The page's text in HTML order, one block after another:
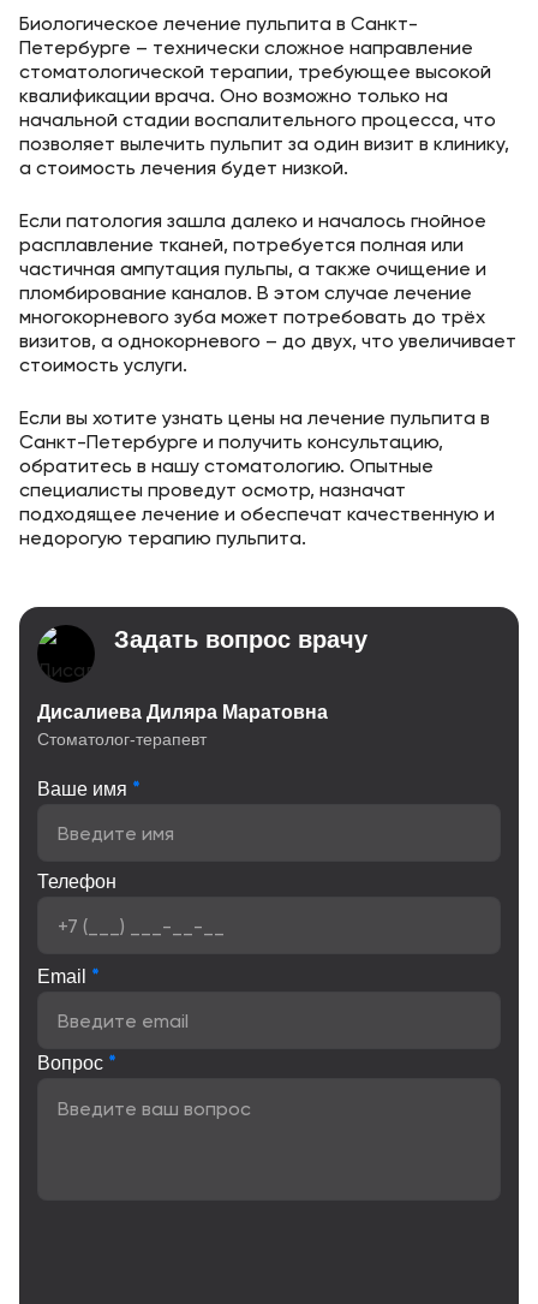
Биологическое лечение пульпита в Санкт-
Петербурге – технически сложное направление
стоматологической терапии, требующее высокой
квалификации врача. Оно возможно только на
начальной стадии воспалительного процесса, что
позволяет вылечить пульпит за один визит в клинику,
а стоимость лечения будет низкой.
Если патология зашла далеко и началось гнойное
расплавление тканей, потребуется полная или
частичная ампутация пульпы, а также очищение и
пломбирование каналов. В этом случае лечение
многокорневого зуба может потребовать до трёх
визитов, а однокорневого – до двух, что увеличивает
стоимость услуги.
Если вы хотите узнать цены на лечение пульпита в
Санкт-Петербурге и получить консультацию,
обратитесь в нашу стоматологию. Опытные
специалисты проведут осмотр, назначат
подходящее лечение и обеспечат качественную и
недорогую терапию пульпита.
Задать вопрос врачу
Дисалиева Диляра Маратовна
Стоматолог-терапевт
Ваше имя *
Телефон
Email *
Вопрос *